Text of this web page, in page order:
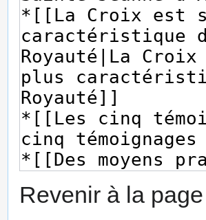
Revenir à la